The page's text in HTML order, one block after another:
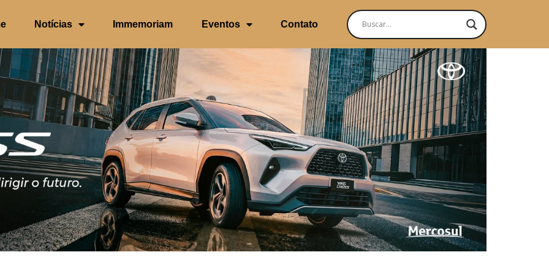
Notícias Immemoriam Eventos Contato